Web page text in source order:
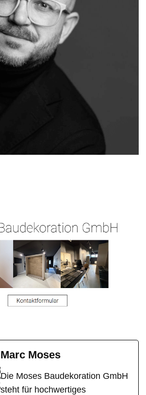
Marc Moses
Die Moses Baudekoration GmbH
steht für hochwertiges